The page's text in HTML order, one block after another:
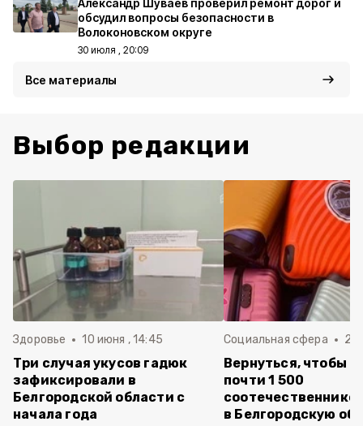
Александр Шуваев проверил ремонт дорог и
обсудил вопросы безопасности в
Волоконовском округе
30 июля , 20:09
Все материалы
Выбор редакции
Здоровье 10 июня , 14:45
Три случая укусов гадюк
зафиксировали в
Белгородской области с
начала года
Социальная сфера 20
Вернуться, чтобы
почти 1 500
в Белгородскую